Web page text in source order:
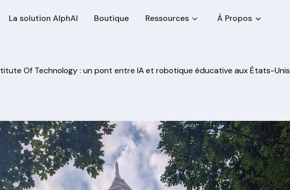
La solution AlphAI Boutique Ressources À Propos
Of Technology : un pont entre IA et robotique éducative aux États-Unis